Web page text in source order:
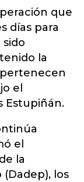
que
días para
la
el
Estupiñán.
el
la
los